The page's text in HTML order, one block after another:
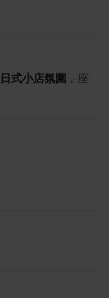
日式小店氛圍 ，座